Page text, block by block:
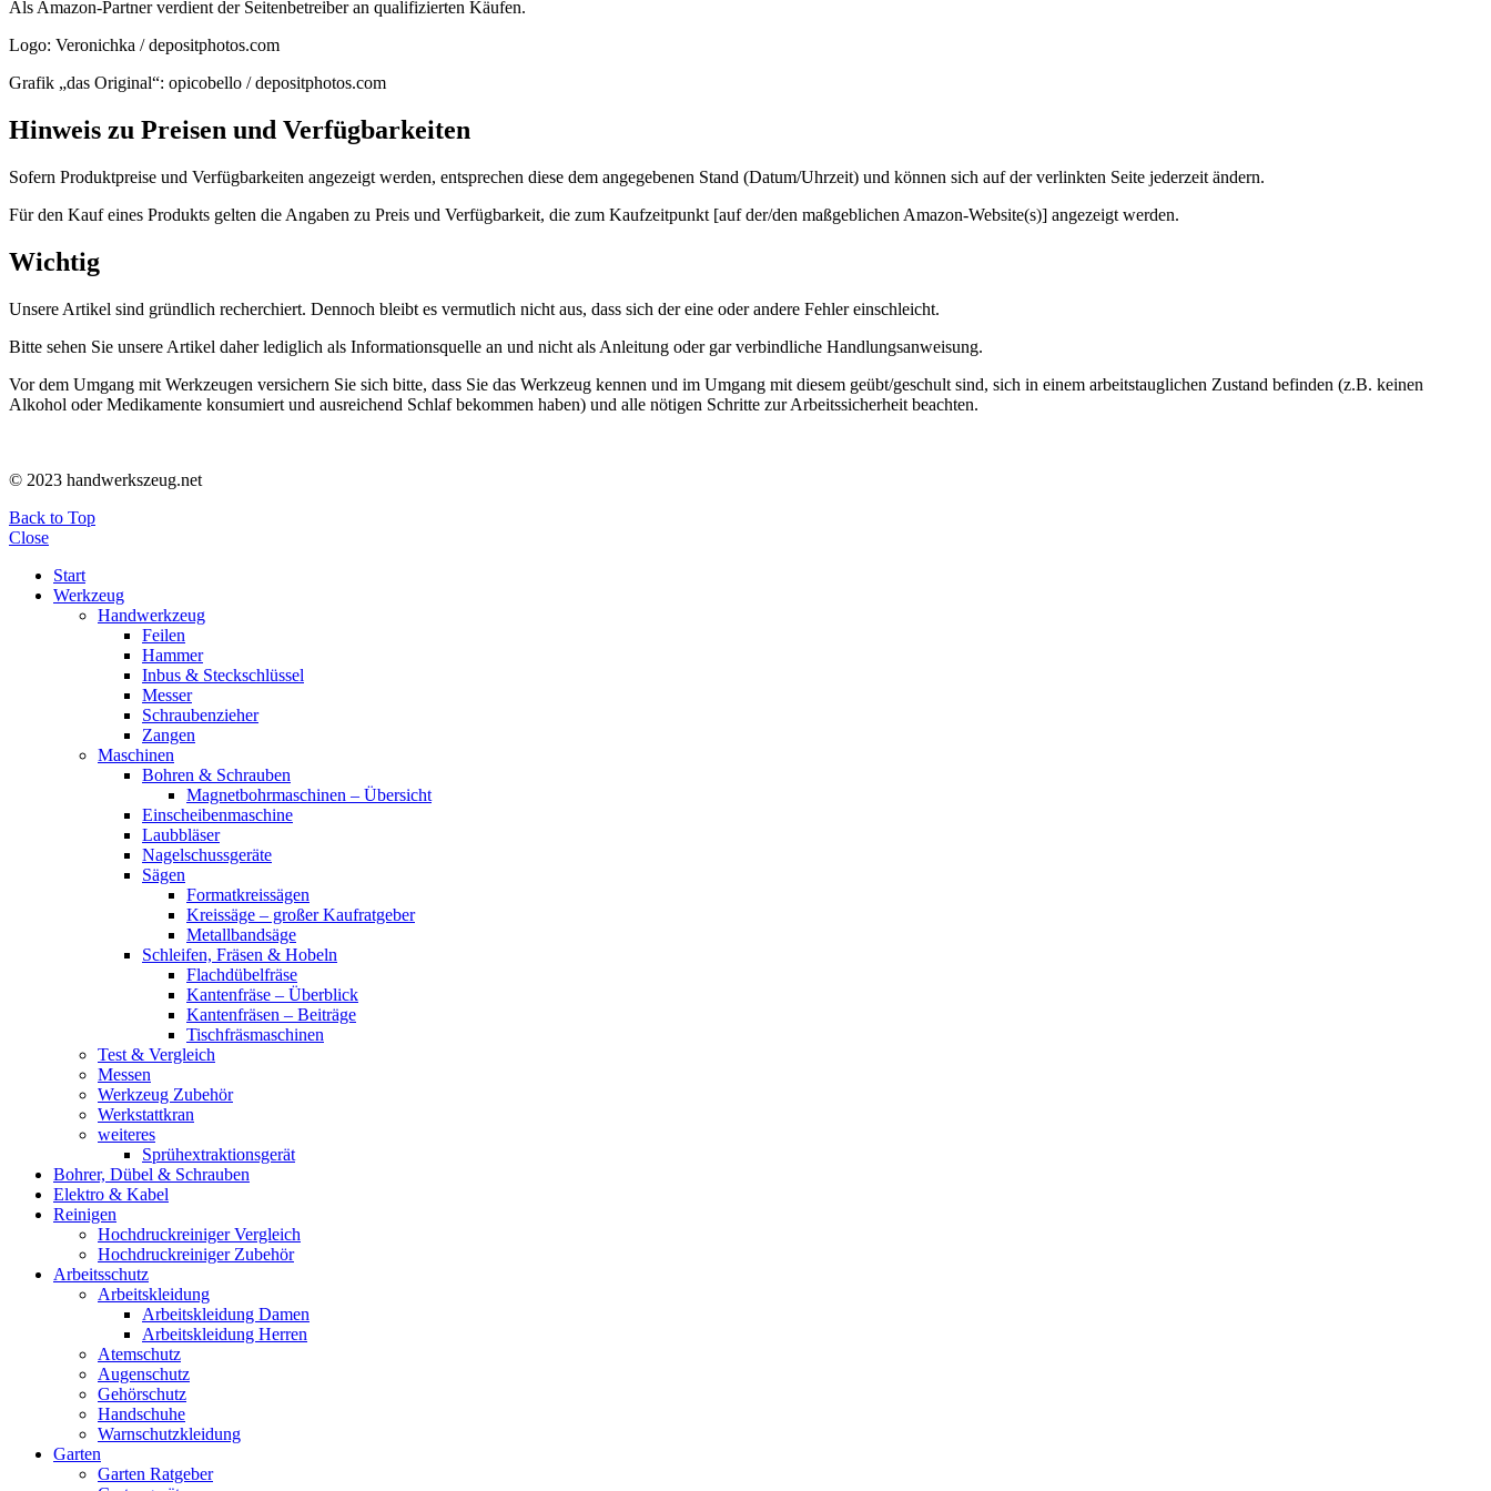
Als Amazon-Partner verdient der Seitenbetreiber an qualifizierten Käufen.
Logo: Veronichka / depositphotos.com
Grafik „das Original“: opicobello / depositphotos.com
Hinweis zu Preisen und Verfügbarkeiten
Sofern Produktpreise und Verfügbarkeiten angezeigt werden, entsprechen diese dem angegebenen Stand (Datum/Uhrzeit) und können sich auf der verlinkten Seite jederzeit ändern.
Für den Kauf eines Produkts gelten die Angaben zu Preis und Verfügbarkeit, die zum Kaufzeitpunkt [auf der/den maßgeblichen Amazon-Website(s)] angezeigt werden.
Wichtig
Unsere Artikel sind gründlich recherchiert. Dennoch bleibt es vermutlich nicht aus, dass sich der eine oder andere Fehler einschleicht.
Bitte sehen Sie unsere Artikel daher lediglich als Informationsquelle an und nicht als Anleitung oder gar verbindliche Handlungsanweisung.
Vor dem Umgang mit Werkzeugen versichern Sie sich bitte, dass Sie das Werkzeug kennen und im Umgang mit diesem geübt/geschult sind, sich in einem arbeitstauglichen Zustand befinden (z.B. keinen
Alkohol oder Medikamente konsumiert und ausreichend Schlaf bekommen haben) und alle nötigen Schritte zur Arbeitssicherheit beachten.
© 2023 handwerkszeug.net
Back to Top
Close
Start
Werkzeug
Handwerkzeug
Feilen
Hammer
Inbus & Steckschlüssel
Messer
Schraubenzieher
Zangen
Maschinen
Bohren & Schrauben
Magnetbohrmaschinen – Übersicht
Einscheibenmaschine
Laubbläser
Nagelschussgeräte
Sägen
Formatkreissägen
Kreissäge – großer Kaufratgeber
Metallbandsäge
Schleifen, Fräsen & Hobeln
Flachdübelfräse
Kantenfräse – Überblick
Kantenfräsen – Beiträge
Tischfräsmaschinen
Test & Vergleich
Messen
Werkzeug Zubehör
Werkstattkran
weiteres
Sprühextraktionsgerät
Bohrer, Dübel & Schrauben
Elektro & Kabel
Reinigen
Hochdruckreiniger Vergleich
Hochdruckreiniger Zubehör
Arbeitsschutz
Arbeitskleidung
Arbeitskleidung Damen
Arbeitskleidung Herren
Atemschutz
Augenschutz
Gehörschutz
Handschuhe
Warnschutzkleidung
Garten
Garten Ratgeber